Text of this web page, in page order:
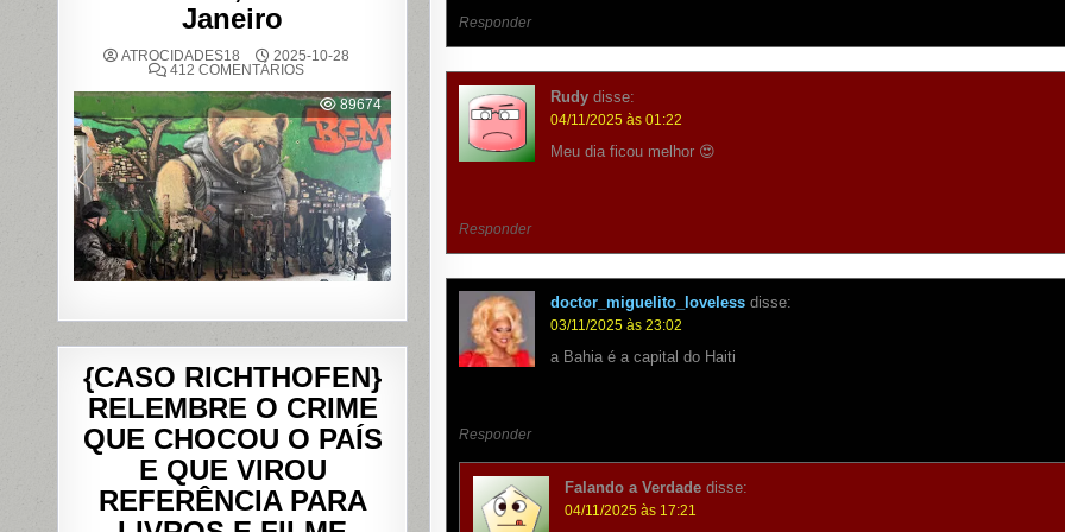
Responder
Rudy disse:
04/11/2025 às 01:22
Meu dia ficou melhor 😍
Responder
doctor_miguelito_loveless disse:
03/11/2025 às 23:02
a Bahia é a capital do Haiti
Responder
Falando a Verdade disse:
04/11/2025 às 17:21
Janeiro
ATROCIDADES18
2025-10-28
412 COMENTÁRIOSEM
POLICIAL
DEIXA
121
MORTOS
NOS
COMPLEXOS
DO
ALEMÃO
E
DA
PENHA,
NO
RIO
DE
89674
{CASO RICHTHOFEN}
RELEMBRE O CRIME
QUE CHOCOU O PAÍS
E QUE VIROU
REFERÊNCIA PARA